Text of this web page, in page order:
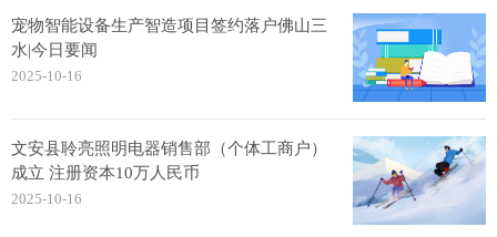
宠物智能设备生产智造项目签约落户佛山三
水|今日要闻
2025-10-16
文安县聆亮照明电器销售部（个体工商户）
成立 注册资本10万人民币
2025-10-16